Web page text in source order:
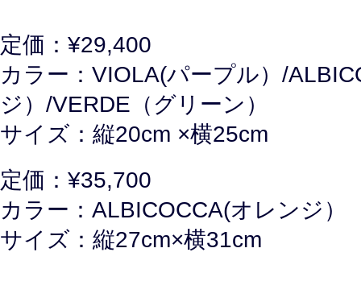
定価：¥29,400
カラー：VIOLA(パープル）/
ジ）/VERDE（グリーン）
サイズ：縦20cm ×横25cm
定価：¥35,700
カラー：ALBICOCCA(オレンジ）
サイズ：縦27cm×横31cm